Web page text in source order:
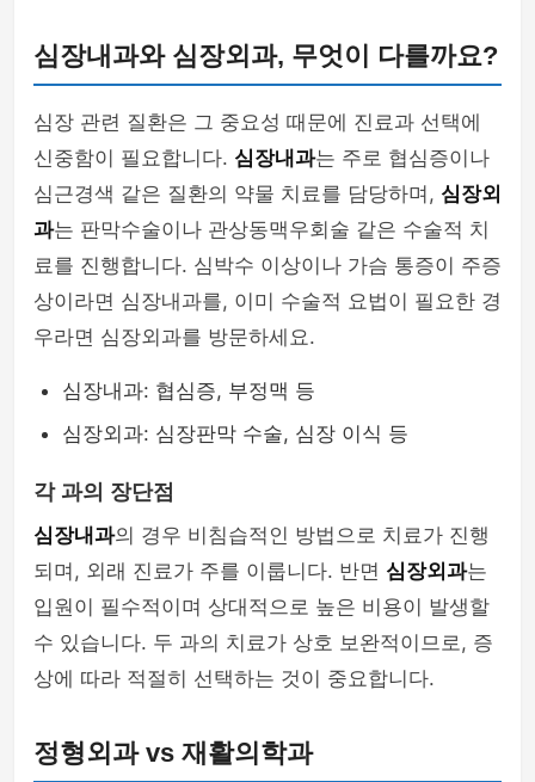
심장내과와 심장외과, 무엇이 다를까요?
심장 관련 질환은 그 중요성 때문에 진료과 선택에
신중함이 필요합니다. 심장내과는 주로 협심증이나
심근경색 같은 질환의 약물 치료를 담당하며, 심장외
과는 판막수술이나 관상동맥우회술 같은 수술적 치
료를 진행합니다. 심박수 이상이나 가슴 통증이 주증
상이라면 심장내과를, 이미 수술적 요법이 필요한 경
우라면 심장외과를 방문하세요.
심장내과: 협심증, 부정맥 등
심장외과: 심장판막 수술, 심장 이식 등
각 과의 장단점
심장내과의 경우 비침습적인 방법으로 치료가 진행
되며, 외래 진료가 주를 이룹니다. 반면 심장외과는
입원이 필수적이며 상대적으로 높은 비용이 발생할
수 있습니다. 두 과의 치료가 상호 보완적이므로, 증
상에 따라 적절히 선택하는 것이 중요합니다.
정형외과 vs 재활의학과